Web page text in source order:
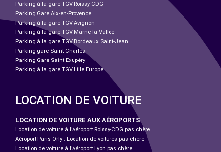
Parking à la gare TGV Roissy-CDG
Parking Gare Aix-en-Provence
Parking à la gare TGV Avignon
Parking à la gare TGV Marne-la-Vallée
Parking à la gare TGV Bordeaux Saint-Jean
Parking gare Saint-Charles
Parking Gare Saint Exupéry
Parking à la gare TGV Lille Europe
LOCATION DE VOITURE
LOCATION DE VOITURE AUX AÉROPORTS
Location de voiture à l'Aéroport Roissy-CDG pas chère
Aéroport Paris-Orly : Location de voitures pas chère
Location de voiture à l'Aéroport Lyon pas chère